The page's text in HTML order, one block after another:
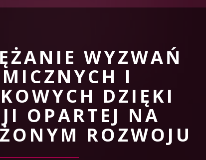
WYZWAŃ
I
DZIĘKI
OPARTEJ NA
ROZWOJU